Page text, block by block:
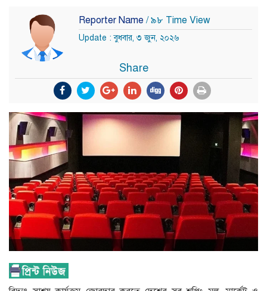
Reporter Name / ৯৮ Time View
Update : বুধবার, ৩ জুন, ২০২৬
Share